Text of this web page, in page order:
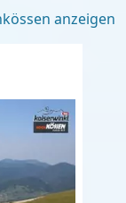
anzeigen